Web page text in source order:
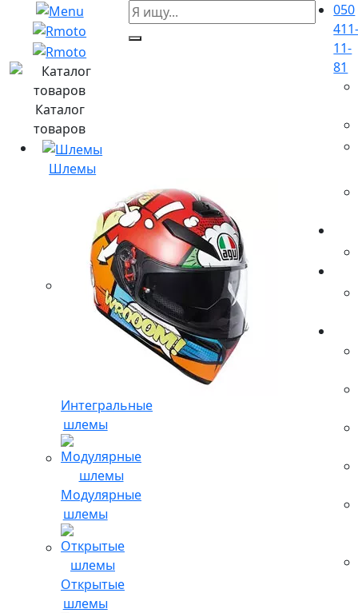
Каталог
товаров
Шлемы
Интегральные
шлемы
Модулярные
шлемы
Открытые
шлемы
050
11-
81